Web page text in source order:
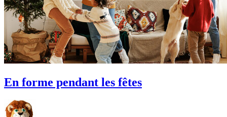
En forme pendant les fêtes